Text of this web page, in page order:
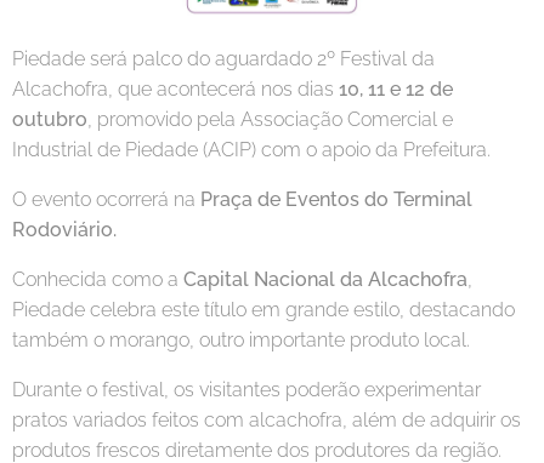
Piedade será palco do aguardado 2º Festival da
Alcachofra, que acontecerá nos dias 10, 11 e 12 de
outubro , promovido pela Associação Comercial e
Industrial de Piedade (ACIP) com o apoio da Prefeitura.
O evento ocorrerá na Praça de Eventos do Terminal
Rodoviário.
Conhecida como a Capital Nacional da Alcachofra
Piedade celebra este título em grande estilo, destacando
também o morango, outro importante produto local.
Durante o festival, os visitantes poderão experimentar
pratos variados feitos com alcachofra, além de adquirir os
produtos frescos diretamente dos produtores da região.